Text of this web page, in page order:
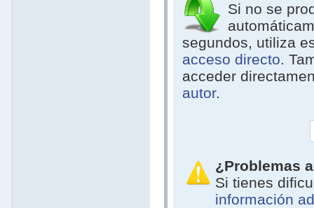
Si no se
segundos, utiliza
acceso directo.
acceder
autor.
¿Problemas
Si tienes
información